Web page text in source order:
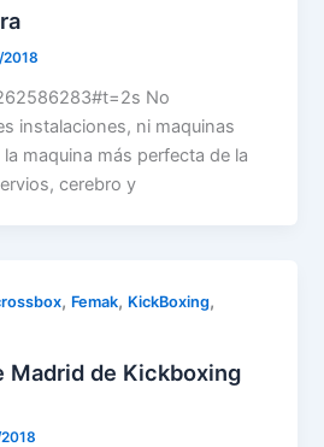
No
instalaciones, ni maquinas
maquina más perfecta de la
cerebro y
, Femak, KickBoxing,
Madrid de Kickboxing